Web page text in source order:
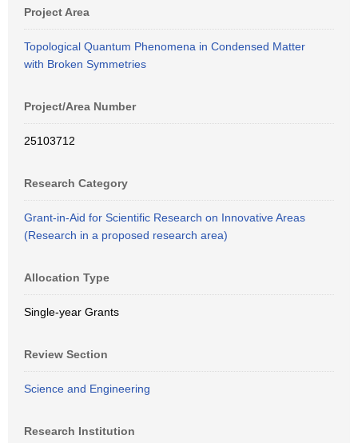
Project Area
Topological Quantum Phenomena in Condensed Matter
with Broken Symmetries
Project/Area Number
25103712
Research Category
Grant-in-Aid for Scientific Research on Innovative Areas
(Research in a proposed research area)
Allocation Type
Single-year Grants
Review Section
Science and Engineering
Research Institution